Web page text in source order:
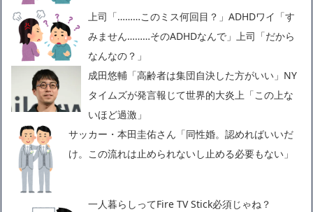
上司「………このミス何回目？」ADHDワイ「す
みません………そのADHDなんで」上司「だから
なんなの？」
成田悠輔「高齢者は集団自決した方がいい」NY
タイムズが発言報じて世界的大炎上「この上な
いほど過激」
サッカー・本田圭佑さん「同性婚。認めればいいだ
け。この流れは止められないし止める必要もない」
一人暮らしってFire TV Stick必須じゃね？